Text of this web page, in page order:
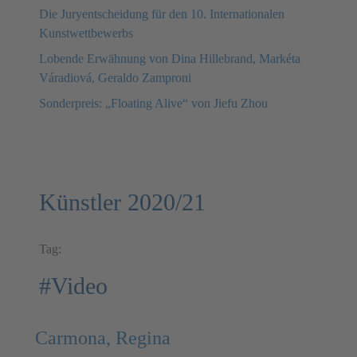
Die Juryentscheidung für den 10. Internationalen
Kunstwettbewerbs
Lobende Erwähnung von Dina Hillebrand, Markéta
Váradiová, Geraldo Zamproni
Sonderpreis: „Floating Alive“ von Jiefu Zhou
Künstler 2020/21
Tag:
#Video
Carmona, Regina